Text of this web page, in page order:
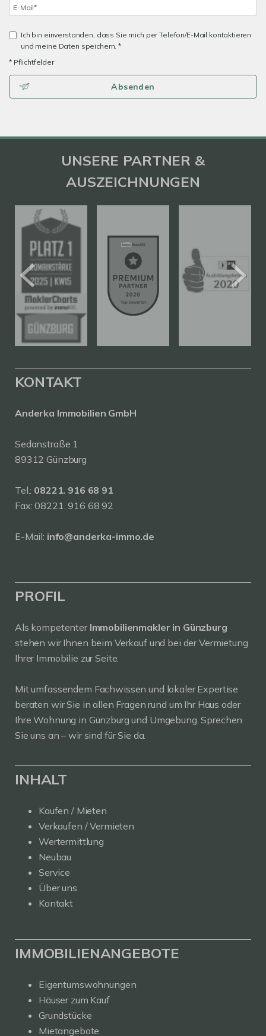
Ich bin einverstanden, dass Sie mich per Telefon/E-Mail kontaktieren
und meine Daten speichern. *
* Pflichtfelder
Absenden
UNSERE PARTNER &
AUSZEICHNUNGEN
KONTAKT
Anderka Immobilien GmbH
Sedanstraße 1
89312 Günzburg
Tel.: 08221. 916 68 91
Fax: 08221. 916 68 92
E-Mail: info@anderka-immo.de
PROFIL
Als kompetenter Immobilienmakler in Günzburg
stehen wir Ihnen beim Verkauf und bei der Vermietung
Ihrer Immobilie zur Seite.
Mit umfassendem Fachwissen und lokaler Expertise
beraten wir Sie in allen Fragen rund um Ihr Haus oder
Ihre Wohnung in Günzburg und Umgebung. Sprechen
Sie uns an – wir sind für Sie da.
INHALT
Kaufen / Mieten
Verkaufen / Vermieten
Wertermittlung
Neubau
Service
Über uns
Kontakt
IMMOBILIENANGEBOTE
Eigentumswohnungen
Häuser zum Kauf
Grundstücke
Mietangebote